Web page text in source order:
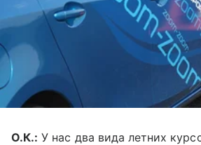
О.К.: У нас два вида летних